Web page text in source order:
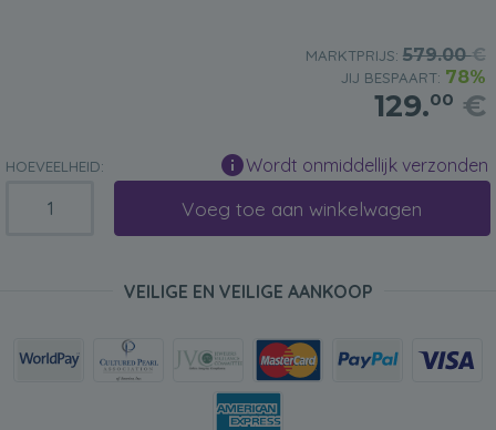
MARKTPRIJS: 579.00€
JIJ BESPAART: 78%
129.00 €
HOEVEELHEID: Wordt onmiddellijk verzonden
Voeg toe aan winkelwagen
VEILIGE EN VEILIGE AANKOOP